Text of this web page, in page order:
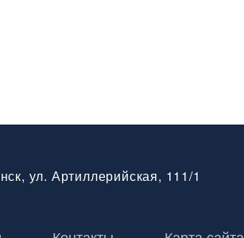
ул. Артиллерийская, 111/1